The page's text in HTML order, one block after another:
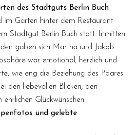
des Stadtguts Berlin Buch
im Garten hinter dem Restaurant
Stadtgut Berlin Buch statt. Inmitten
gaben sich Martha und Jakob
war emotional, herzlich und
wie eng die Beziehung des Paares
den liebevollen Blicken, den
Glückwünschen.
und gelebte